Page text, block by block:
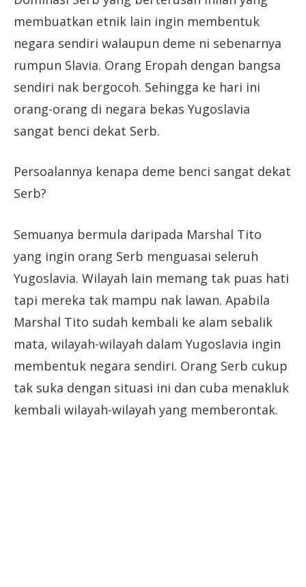
membuatkan etnik lain ingin membentuk
negara sendiri walaupun deme ni sebenarnya
rumpun Slavia. Orang Eropah dengan bangsa
sendiri nak bergocoh. Sehingga ke hari ini
orang-orang di negara bekas Yugoslavia
sangat benci dekat Serb.
Persoalannya kenapa deme benci sangat dekat
Serb?
Semuanya bermula daripada Marshal Tito
yang ingin orang Serb menguasai seleruh
Yugoslavia. Wilayah lain memang tak puas hati
tapi mereka tak mampu nak lawan. Apabila
Marshal Tito sudah kembali ke alam sebalik
mata, wilayah-wilayah dalam Yugoslavia ingin
membentuk negara sendiri. Orang Serb cukup
tak suka dengan situasi ini dan cuba menakluk
kembali wilayah-wilayah yang memberontak.